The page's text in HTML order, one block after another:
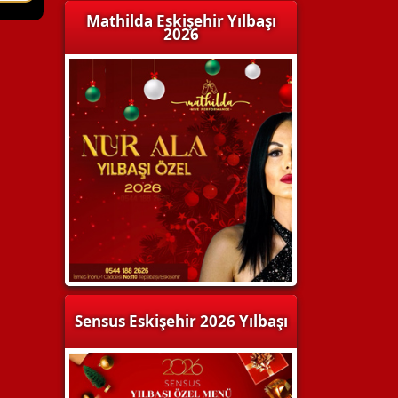
Mathilda Eskişehir Yılbaşı
2026
Sensus Eskişehir 2026 Yılbaşı